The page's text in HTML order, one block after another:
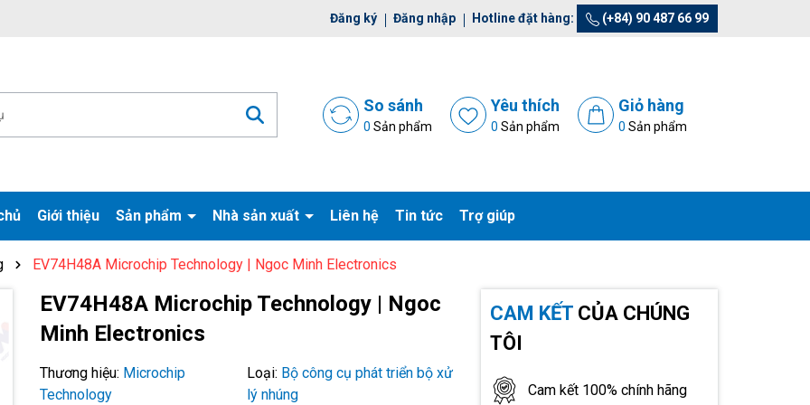
đợi bạn Đăng ký Đăng nhập Hotline đặt hàng: (+84) 90 487 66 99
So sánh
0 Sản phẩm
Yêu thích
0 Sản phẩm
Giỏ hàng
0 Sản phẩm
Giới thiệu Sản phẩm Nhà sản xuất Liên hệ Tin tức Trợ giúp
EV74H48A Microchip Technology | Ngoc Minh Electronics
EV74H48A Microchip Technology | Ngoc
Minh Electronics
Thương hiệu: Microchip
Technology
Loại: Bộ công cụ phát triển bộ xử
lý nhúng
CAM KẾTCỦA CHÚNG
TÔI
Cam kết 100% chính hãng
Mã giảm giá:
Ngày hết hạn:
Điều kiện: